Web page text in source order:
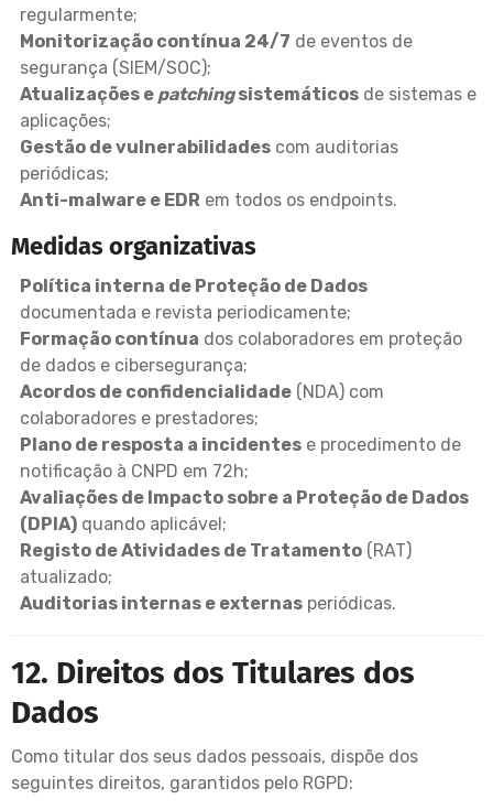
regularmente;
Monitorização contínua 24/7 de eventos de
segurança (SIEM/SOC);
Atualizações e patchingsistemáticos de sistemas e
aplicações;
Gestão de vulnerabilidades com auditorias
periódicas;
Anti-malware e EDR em todos os endpoints.
Medidas organizativas
Política interna de Proteção de Dados
documentada e revista periodicamente;
Formação contínua dos colaboradores em proteção
de dados e cibersegurança;
Acordos de confidencialidade (NDA) com
colaboradores e prestadores;
Plano de resposta a incidentes e procedimento de
notificação à CNPD em 72h;
Avaliações de Impacto sobre a Proteção de Dados
(DPIA) quando aplicável;
Registo de Atividades de Tratamento (RAT)
atualizado;
Auditorias internas e externas periódicas.
12. Direitos dos Titulares dos
Dados
Como titular dos seus dados pessoais, dispõe dos
seguintes direitos, garantidos pelo RGPD: